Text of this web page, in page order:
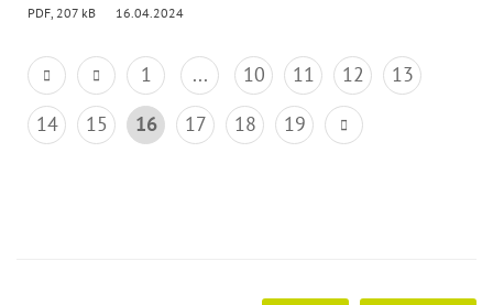
PDF, 207 kB 16.04.2024
1 ... 10 11 12
13
14
15 16 17 18 19